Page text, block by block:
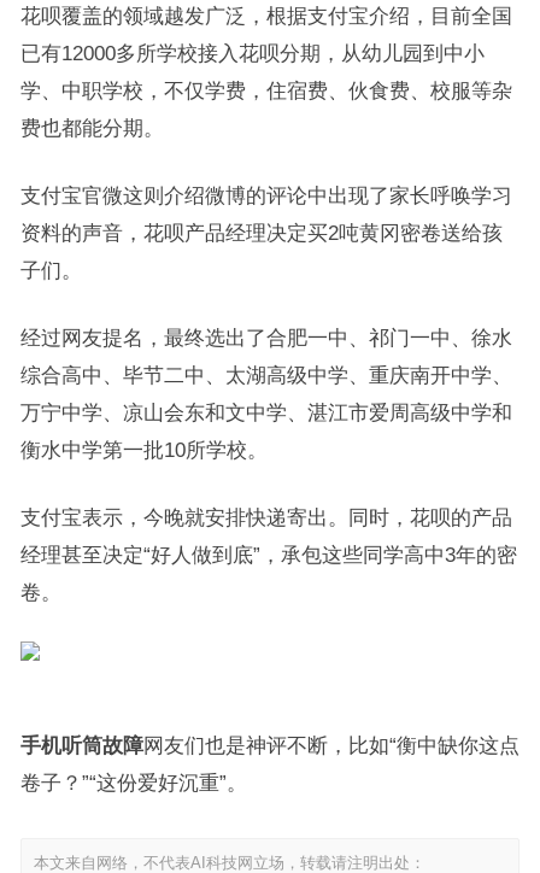
花呗覆盖的领域越发广泛，根据支付宝介绍，目前全国
已有12000多所学校接入花呗分期，从幼儿园到中小
学、中职学校，不仅学费，住宿费、伙食费、校服等杂
费也都能分期。
支付宝官微这则介绍微博的评论中出现了家长呼唤学习
资料的声音，花呗产品经理决定买2吨黄冈密卷送给孩
子们。
经过网友提名，最终选出了合肥一中、祁门一中、徐水
综合高中、毕节二中、太湖高级中学、重庆南开中学、
万宁中学、凉山会东和文中学、湛江市爱周高级中学和
衡水中学第一批10所学校。
支付宝表示，今晚就安排快递寄出。同时，花呗的产品
经理甚至决定“好人做到底”，承包这些同学高中3年的密
卷。
手机听筒故障网友们也是神评不断，比如“衡中缺你这点
卷子？”“这份爱好沉重”。
本文来自网络，不代表AI科技网立场，转载请注明出处：